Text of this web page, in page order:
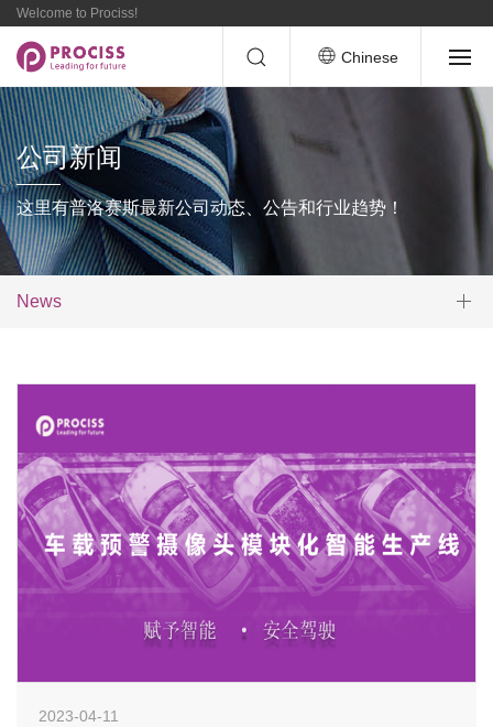
Welcome to Prociss!
Chinese
公司新闻
这里有普洛赛斯最新公司动态、公告和行业趋势！
News
2023-04-11